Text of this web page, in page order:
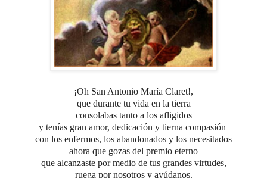
¡Oh San Antonio María Claret!,
que durante tu vida en la tierra
consolabas tanto a los afligidos
y tenías gran amor, dedicación y tierna compasión
con los enfermos, los abandonados y los necesitados
ahora que gozas del premio eterno
que alcanzaste por medio de tus grandes virtudes,
ruega por nosotros y ayúdanos.